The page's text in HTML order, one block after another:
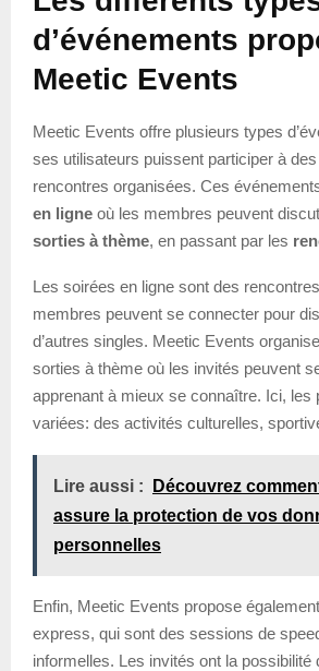
d’événements
Meetic Events
Meetic Events offre plusieurs types
ses utilisateurs puissent participer à
rencontres organisées. Ces
en ligne où les membres peuvent
sorties à thème, en passant par les
Les soirées en ligne sont des
membres peuvent se connecter pour
d’autres singles. Meetic Events
sorties à thème où les invités peuvent
apprenant à mieux se connaître. Ici, les
variées: des activités culturelles,
Lire aussi :
Découvrez
assure la protection de vos
personnelles
Enfin, Meetic Events propose
express, qui sont des sessions de
informelles. Les invités ont la possibilité